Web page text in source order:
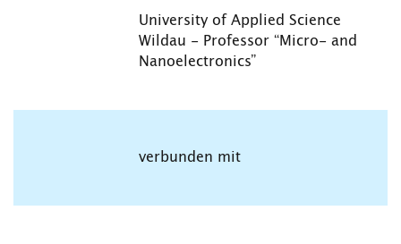
University of Applied Science
Wildau - Professor “Micro- and
Nanoelectronics”
verbunden mit